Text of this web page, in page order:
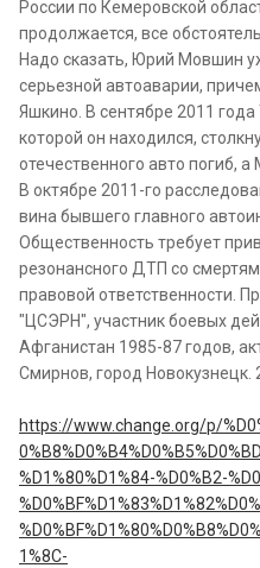
России по Кемеровской
продолжается, все
Надо сказать, Юрий Мовшин
серьезной автоаварии,
Яшкино. В сентябре 2011
которой он находился,
отечественного авто погиб,
В октябре 2011-го
вина бывшего главного
Общественность требует
резонансного ДТП со
правовой ответственности.
"ЦСЭРН", участник боевых
Афганистан 1985-87 годов,
Смирнов, город Новокузнецк.
https://www.change.org/p/
%D1%80%D1%84-%D0%B2-
1%8C-